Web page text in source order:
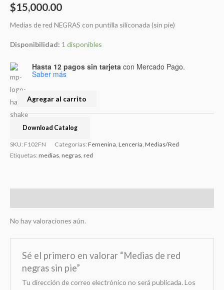
$15,000.00
Medias de red NEGRAS con puntilla siliconada (sin pie)
Disponibilidad: 1 disponibles
Hasta 12 pagos sin tarjeta con Mercado Pago.
Saber más
Agregar al carrito
Download Catalog
SKU: F102FN Categorías: Femenina, Lencería, Medias/Red
Etiquetas: medias, negras, red
No hay valoraciones aún.
Sé el primero en valorar “Medias de red
negras sin pie”
Tu dirección de correo electrónico no será publicada. Los